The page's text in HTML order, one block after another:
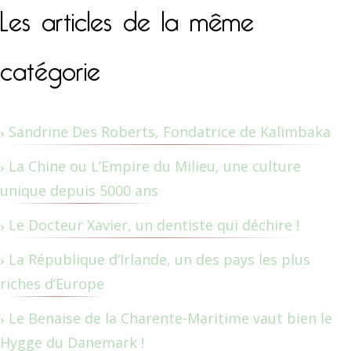
Les articles de la même
catégorie
Sandrine Des Roberts, Fondatrice de Kalimbaka
La Chine ou L’Empire du Milieu, une culture
unique depuis 5000 ans
Le Docteur Xavier, un dentiste qui déchire !
La République d’Irlande, un des pays les plus
riches d’Europe
Le Benaise de la Charente-Maritime vaut bien le
Hygge du Danemark !